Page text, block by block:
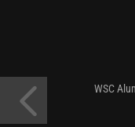
WSC